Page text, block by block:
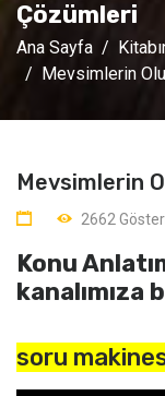
Çözümleri
Ana Sayfa
Mevsimlerin
Mevsimlerin
2662
Konu
kanalımıza
soru